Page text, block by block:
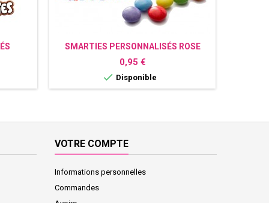
SMARTIES PERSONNALISÉS ROSE
TROPIQUE
Prix
0,95 €
 Disponible
VOTRE COMPTE
Informations personnelles
Commandes